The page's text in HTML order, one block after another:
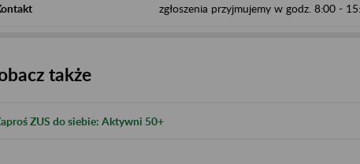
zgłoszenia przyjmujemy w godz. 8:00 -
także
ZUS do siebie: Aktywni 50+